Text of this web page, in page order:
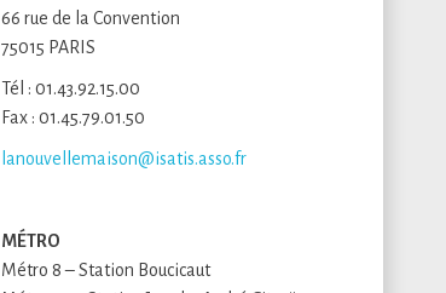
66 rue de la Convention
75015 PARIS
Tél : 01.43.92.15.00
Fax : 01.45.79.01.50
lanouvellemaison@isatis.asso.fr
MÉTRO
Métro 8 – Station Boucicaut